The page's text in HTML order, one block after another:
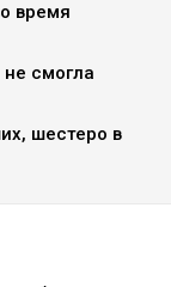
время
смогла
шестеро в